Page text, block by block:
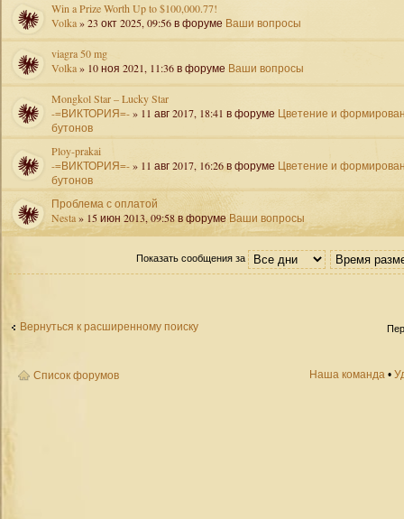
Win a Prize Worth Up to $100,000.77!
Volka» 23 окт 2025, 09:56 в форуме Ваши вопросы
viagra 50 mg
Volka» 10 ноя 2021, 11:36 в форуме Ваши вопросы
Mongkol Star – Lucky Star
-=ВИКТОРИЯ=-» 11 авг 2017, 18:41 в форуме Цветение и
бутонов
Ploy-prakai
-=ВИКТОРИЯ=-» 11 авг 2017, 16:26 в форуме Цветение и
бутонов
Проблема с оплатой
Nesta» 15 июн 2013, 09:58 в форуме Ваши вопросы
Показать сообщения за
Вернуться к расширенному поиску
Список форумов Наша команда •